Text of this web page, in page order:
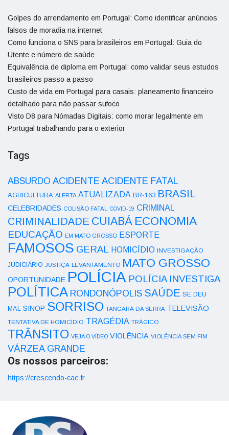
Golpes do arrendamento em Portugal: Como identificar anúncios
falsos de moradia na internet
Como funciona o SNS para brasileiros em Portugal: Guia do
Utente e número de saúde
Equivalência de diploma em Portugal: como validar seus estudos
brasileiros passo a passo
Custo de vida em Portugal para casais: planeamento financeiro
detalhado para não passar sufoco
Visto D8 para Nómadas Digitais: como morar legalmente em
Portugal trabalhando para o exterior
Tags
ABSURDO ACIDENTE ACIDENTE FATAL
AGRICULTURA ALERTA ATUALIZADA BR-163 BRASIL
CELEBRIDADES COLISÃO FATAL COVID-19 CRIMINAL
CRIMINALIDADE CUIABÁ ECONOMIA
EDUCAÇÃO EM MATO GROSSO ESPORTE
FAMOSOS GERAL HOMICÍDIO INVESTIGAÇÃO
JUDICIÁRIO JUSTIÇA LEVANTAMENTO MATO GROSSO
OPORTUNIDADE POLÍCIA POLÍCIA INVESTIGA
POLÍTICA RONDONÓPOLIS SAÚDE SE DEU
MAL SINOP SORRISO TANGARÁ DA SERRA TELEVISÃO
TENTATIVA DE HOMICÍDIO TRAGÉDIA TRÁGICO
TRÂNSITO VEJA O VÍDEO VIOLÊNCIA VIOLÊNCIA SEM FIM
VÁRZEA GRANDE
Os nossos parceiros:
https://crescendo-cae.fr